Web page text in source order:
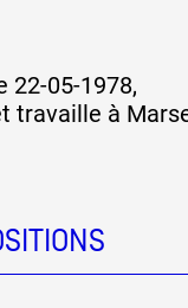
22-05-1978,
travaille à